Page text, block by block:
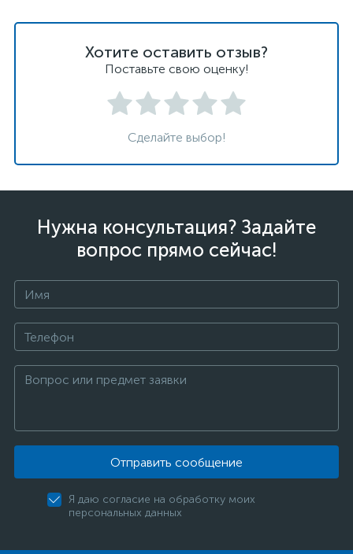
Хотите оставить отзыв?
Поставьте свою оценку!
Сделайте выбор!
Нужна консультация? Задайте
вопрос прямо сейчас!
Отправить сообщение
Я даю согласие на обработку моих
персональных данных